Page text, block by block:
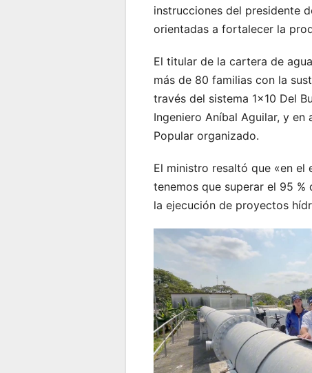
instrucciones del presidente
orientadas a fortalecer la
El titular de la cartera de
más de 80 familias con la
través del sistema 1×10 Del
Ingeniero Aníbal Aguilar, y
Popular organizado.
El ministro resaltó que «en el
tenemos que superar el 95
la ejecución de proyectos